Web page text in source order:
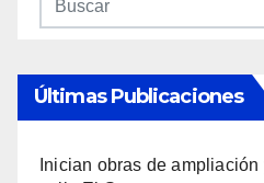
Últimas Publicaciones
Inician obras de